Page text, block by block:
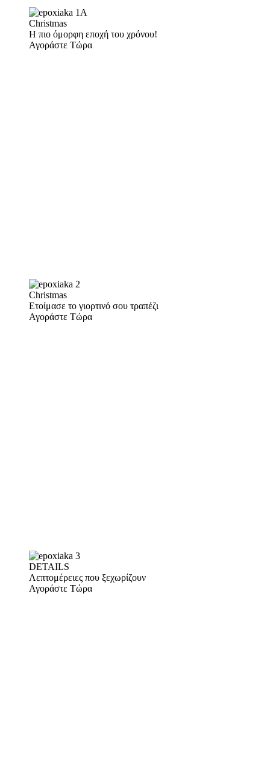
Christmas
Η πιο όμορφη εποχή του χρόνου!
Αγοράστε Τώρα
Christmas
Ετοίμασε το γιορτινό σου τραπέζι
Αγοράστε Τώρα
DETAILS
Λεπτομέρειες που ξεχωρίζουν
Αγοράστε Τώρα